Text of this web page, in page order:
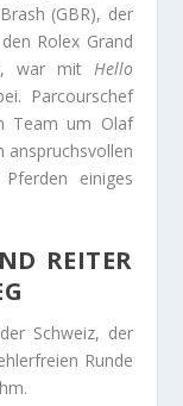
(GBR), der
Rolex Grand
war mit Hello
Parcourschef
Team um Olaf
anspruchsvollen
einiges
REITER
Schweiz, der
Runde